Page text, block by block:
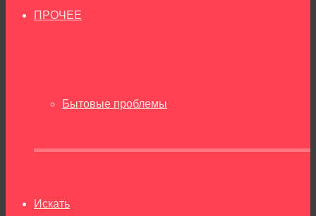
ПРОЧЕЕ
Бытовые проблемы
Искать